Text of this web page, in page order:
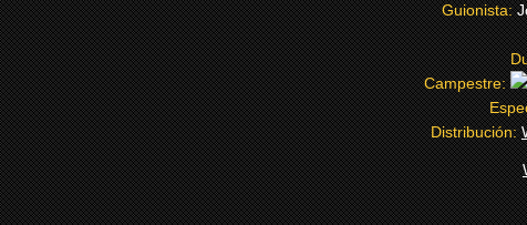
Guionista:
Campestre:
Distribución: